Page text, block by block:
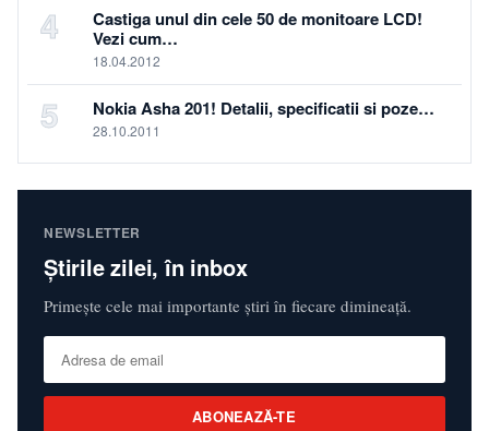
4
Castiga unul din cele 50 de monitoare LCD!
Vezi cum…
18.04.2012
5 Nokia Asha 201! Detalii, specificatii si poze…
28.10.2011
NEWSLETTER
Știrile zilei, în inbox
Primește cele mai importante știri în fiecare dimineață.
ABONEAZĂ-TE